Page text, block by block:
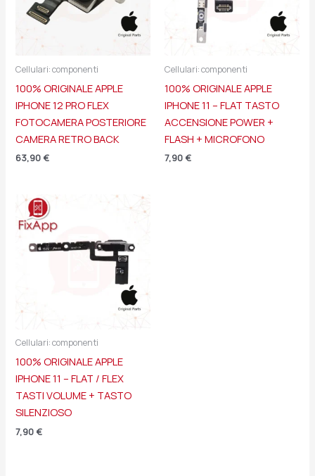
Cellulari: componenti
100% ORIGINALE APPLE
IPHONE 12 PRO FLEX
FOTOCAMERA POSTERIORE
CAMERA RETRO BACK
63,90 €
Cellulari: componenti
100% ORIGINALE APPLE
IPHONE 11 – FLAT TASTO
ACCENSIONE POWER +
FLASH + MICROFONO
7,90 €
Cellulari: componenti
100% ORIGINALE APPLE
IPHONE 11 – FLAT / FLEX
TASTI VOLUME + TASTO
SILENZIOSO
7,90 €